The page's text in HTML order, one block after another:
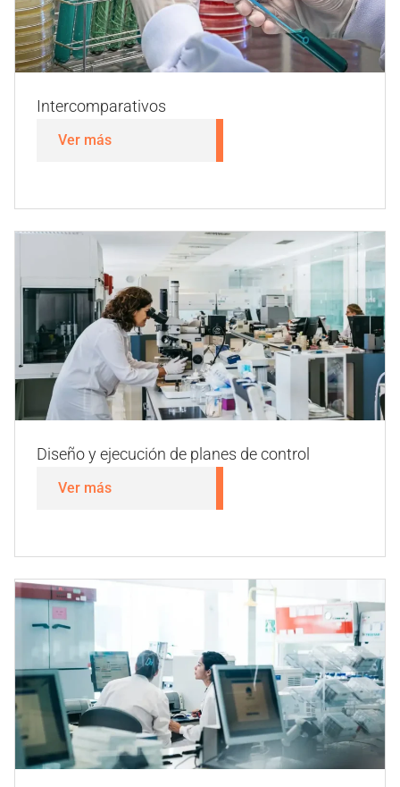
Intercomparativos
Diseño y ejecución de planes de control